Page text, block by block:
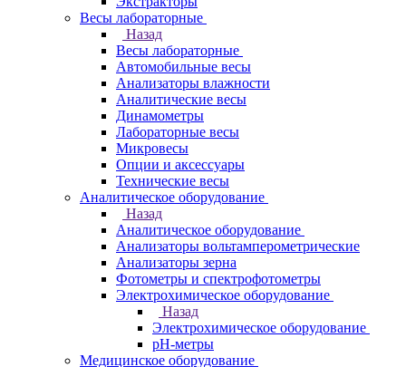
Весы лабораторные
Назад
Весы лабораторные
Автомобильные весы
Анализаторы влажности
Аналитические весы
Динамометры
Лабораторные весы
Микровесы
Опции и аксессуары
Технические весы
Аналитическое оборудование
Назад
Аналитическое оборудование
Анализаторы вольтамперометрические
Анализаторы зерна
Фотометры и спектрофотометры
Электрохимическое оборудование
Назад
Электрохимическое оборудование
pH-метры
Медицинское оборудование